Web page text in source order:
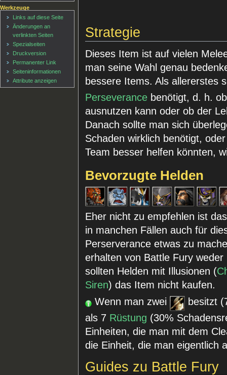
Strategie
Dieses Item ist auf vielen
man seine Wahl genau
bessere Items. Als allererstes
Perseverance benötigt, d. h.
ausnutzen kann oder ob der
Danach sollte man sich
Schaden wirklich benötigt,
Team besser helfen könnten,
Bevorzugte Helden
Eher nicht zu empfehlen ist
in manchen Fällen auch für
Perserverance etwas zu
erhalten von Battle Fury
sollten Helden mit Illusionen (
Siren) das Item nicht kaufen.
Wenn man zwei
besitzt
als 7 Rüstung (30%
Einheiten, die man mit dem
die Einheit, die man eigentlich
Guides zu Battle Fury
Werkzeuge
Links auf diese Seite
Änderungen an
verlinkten Seiten
Spezialseiten
Druckversion
Permanenter Link
Seiten­informationen
Attribute anzeigen